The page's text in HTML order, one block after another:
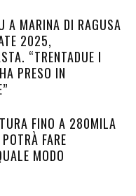
A MARINA DI RAGUSA
2025,
“TRENTADUE I
PRESO IN
FINO A 280MILA
FARE
MODO